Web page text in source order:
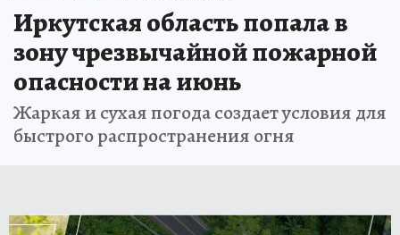
Иркутская область попала в
зону чрезвычайной пожарной
опасности на июнь
Жаркая и сухая погода создает условия для
быстрого распространения огня